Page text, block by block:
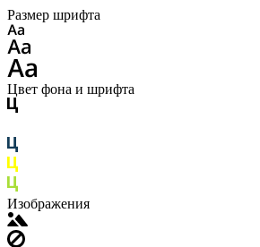
Размер шрифта
Цвет фона и шрифта
Изображения